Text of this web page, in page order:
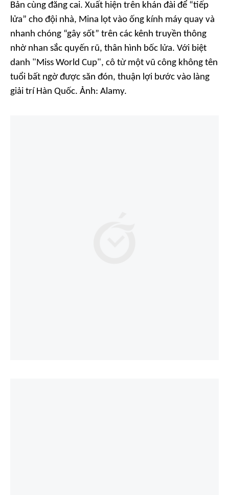
Bản cùng đăng cai. Xuất hiện trên khán đài để “tiếp
lửa” cho đội nhà, Mina lọt vào ống kính máy quay và
nhanh chóng “gây sốt” trên các kênh truyền thông
nhờ nhan sắc quyến rũ, thân hình bốc lửa. Với biệt
danh "Miss World Cup", cô từ một vũ công không tên
tuổi bất ngờ được săn đón, thuận lợi bước vào làng
giải trí Hàn Quốc. Ảnh: Alamy.